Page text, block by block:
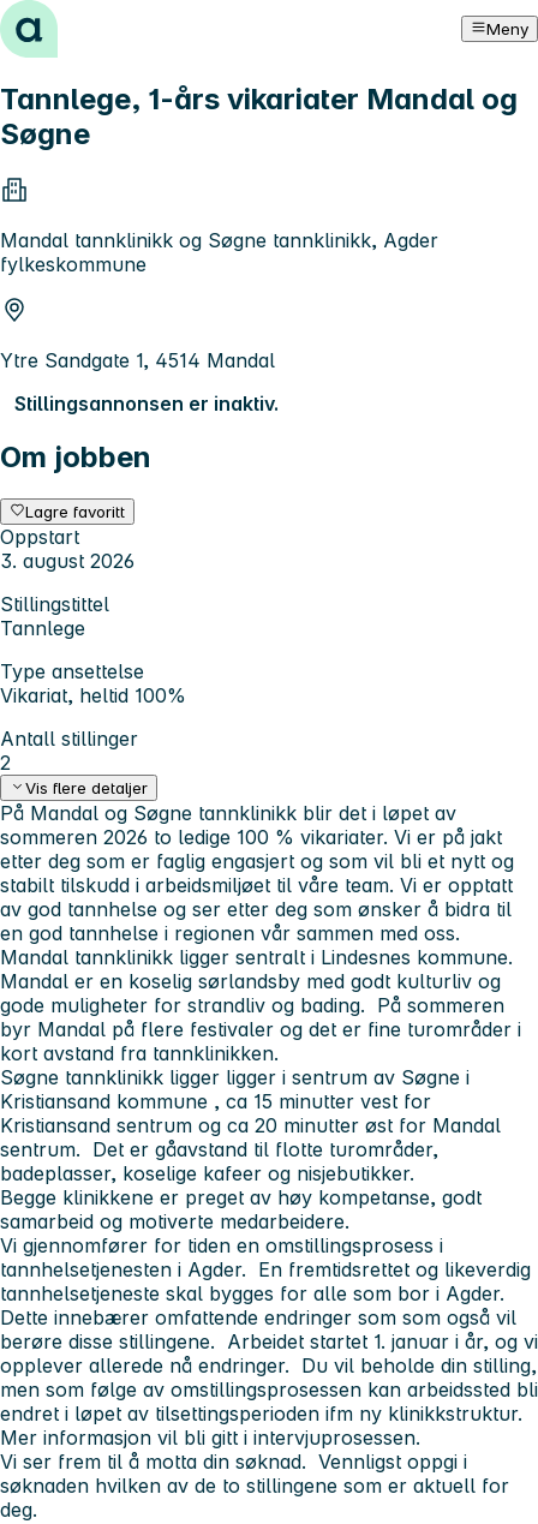
Hopp til innhold Meny
Tannlege, 1-års vikariater Mandal og
Søgne
Mandal tannklinikk og Søgne tannklinikk, Agder
fylkeskommune
Ytre Sandgate 1, 4514 Mandal
Stillingsannonsen er inaktiv.
Om jobben
Lagre favoritt
Oppstart
3. august 2026
Stillingstittel
Tannlege
Type ansettelse
Vikariat, heltid 100%
Antall stillinger
2
Vis flere detaljer
På Mandal og Søgne tannklinikk blir det i løpet av
sommeren 2026 to ledige 100 % vikariater. Vi er på jakt
etter deg som er faglig engasjert og som vil bli et nytt og
stabilt tilskudd i arbeidsmiljøet til våre team. Vi er opptatt
av god tannhelse og ser etter deg som ønsker å bidra til
en god tannhelse i regionen vår sammen med oss.
Mandal tannklinikk ligger sentralt i Lindesnes kommune.
Mandal er en koselig sørlandsby med godt kulturliv og
gode muligheter for strandliv og bading. På sommeren
byr Mandal på flere festivaler og det er fine turområder i
kort avstand fra tannklinikken.
Søgne tannklinikk ligger ligger i sentrum av Søgne i
Kristiansand kommune , ca 15 minutter vest for
Kristiansand sentrum og ca 20 minutter øst for Mandal
sentrum. Det er gåavstand til flotte turområder,
badeplasser, koselige kafeer og nisjebutikker.
Begge klinikkene er preget av høy kompetanse, godt
samarbeid og motiverte medarbeidere.
Vi gjennomfører for tiden en omstillingsprosess i
tannhelsetjenesten i Agder. En fremtidsrettet og likeverdig
tannhelsetjeneste skal bygges for alle som bor i Agder.
Dette innebærer omfattende endringer som som også vil
berøre disse stillingene. Arbeidet startet 1. januar i år, og vi
opplever allerede nå endringer. Du vil beholde din stilling,
men som følge av omstillingsprosessen kan arbeidssted bli
endret i løpet av tilsettingsperioden ifm ny klinikkstruktur.
Mer informasjon vil bli gitt i intervjuprosessen.
Vi ser frem til å motta din søknad. Vennligst oppgi i
søknaden hvilken av de to stillingene som er aktuell for
deg.